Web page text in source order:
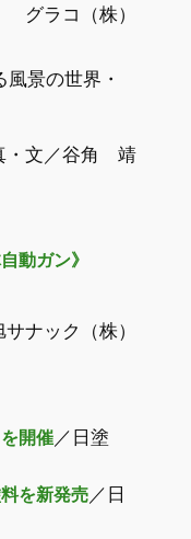
グラコ（株）
景の世界・
・文／谷角 靖
動ガン》
サナック（株）
開催／日塗
を新発売／日